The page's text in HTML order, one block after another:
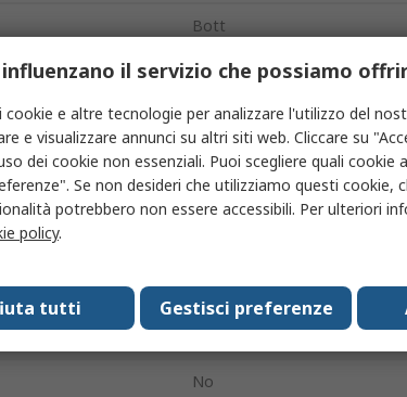
Bott
Armadietto a parete
Armadietto
No
2
0
No
il servizio che possiamo
cookie e altre tecnologie per analizzare l'utilizzo del
e visualizzare annunci su altri siti web. Cliccare su
dei cookie non essenziali. Puoi scegliere quali cookie
Se non desideri che utilizziamo questi cookie,
potrebbero non essere accessibili. Per ulteriori
policy.
Gestisci preferenze
tutti